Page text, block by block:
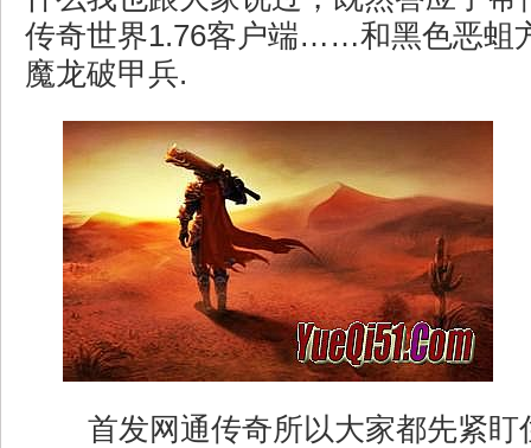
传奇世界1.76客户端……和黑色恶蛆
魔龙破甲兵.
首发网通传奇所以大家都先紧盯